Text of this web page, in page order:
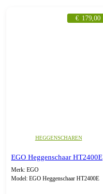
€ 179,00
HEGGENSCHAREN
EGO Heggenschaar HT2400E
Merk: EGO
Model: EGO Heggenschaar HT2400E